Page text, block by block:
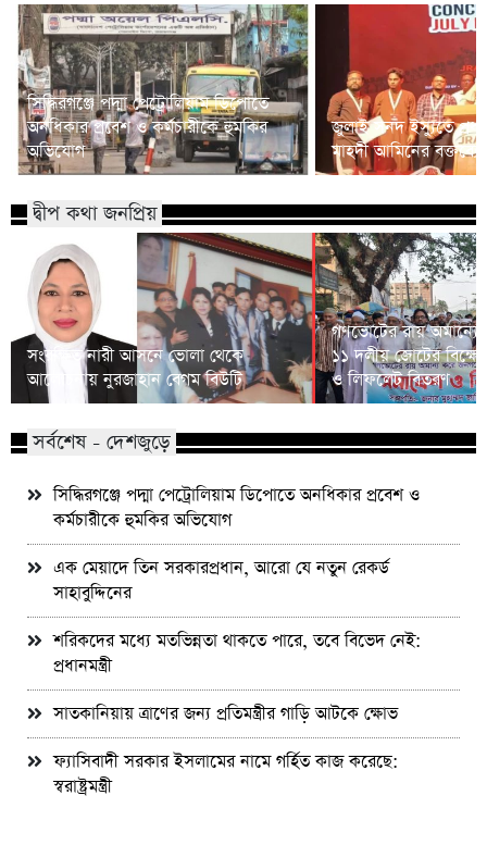
সিদ্ধিরগঞ্জে পদ্মা পেট্রোলিয়াম ডিপোতে
অনধিকার প্রবেশ ও কর্মচারীকে হুমকির
অভিযোগ
জুলাই সনদ ইস্যুতে
মাহদী আমিনের
দ্বীপ কথা জনপ্রিয়
সংরক্ষিত নারী আসনে ভোলা থেকে
আলোচনায় নুরজাহান বেগম বিউটি
গণভোটের রায়
১১ দলীয় জোটের
ও লিফলেট বিতরণ
সর্বশেষ - দেশজুড়ে
সিদ্ধিরগঞ্জে পদ্মা পেট্রোলিয়াম ডিপোতে অনধিকার প্রবেশ ও
কর্মচারীকে হুমকির অভিযোগ
এক মেয়াদে তিন সরকারপ্রধান, আরো যে নতুন রেকর্ড
সাহাবুদ্দিনের
শরিকদের মধ্যে মতভিন্নতা থাকতে পারে, তবে বিভেদ নেই:
প্রধানমন্ত্রী
সাতকানিয়ায় ত্রাণের জন্য প্রতিমন্ত্রীর গাড়ি আটকে ক্ষোভ
ফ্যাসিবাদী সরকার ইসলামের নামে গর্হিত কাজ করেছে:
স্বরাষ্ট্রমন্ত্রী